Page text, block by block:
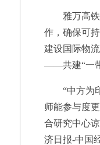
雅万高铁取
作，确保可
建设国际物
——共建“一带
“中方为印
师能参与度
合研究中心
济日报-中国